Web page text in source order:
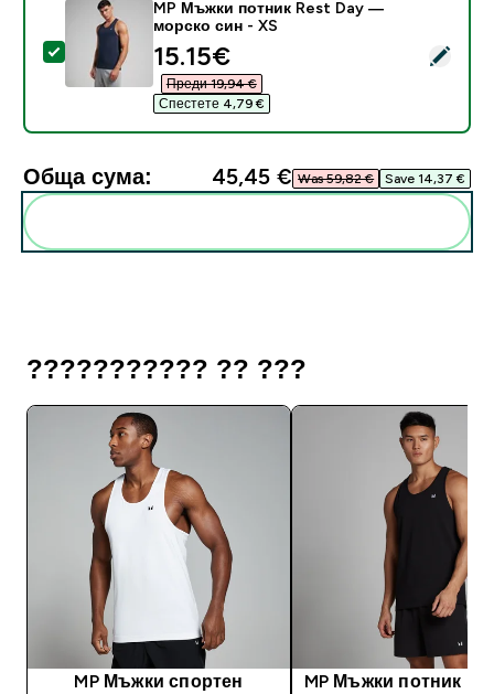
Select this product - MP Мъжки потник Rest Day —
MP Мъжки потник Rest Day —
морско син - XS
discounted price
15.15€‎
Преди 19,94 €‎
Спестете 4,79 €‎
Обща сума: 45,45 €‎ Was 59,82 €‎ Save 14,37 €‎
??????????? ?? ???
MP Мъжки спортен
MP Мъжки потник